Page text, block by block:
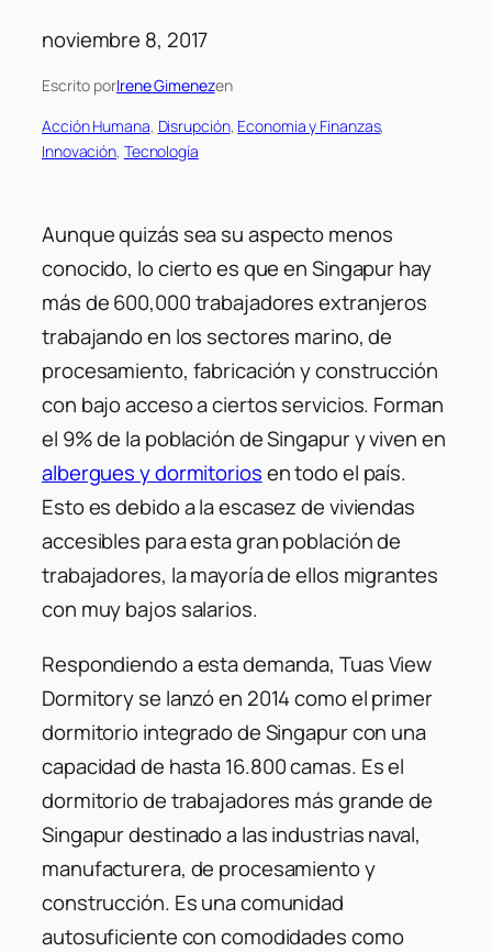
noviembre 8, 2017
Escrito porIrene Gimenezen
Acción Humana, Disrupción, Economia y Finanzas
Innovación, Tecnología
Aunque quizás sea su aspecto menos
conocido, lo cierto es que en Singapur hay
más de 600,000 trabajadores extranjeros
trabajando en los sectores marino, de
procesamiento, fabricación y construcción
con bajo acceso a ciertos servicios. Forman
el 9% de la población de Singapur y viven en
albergues y dormitoriosen todo el país.
Esto es debido a la escasez de viviendas
accesibles para esta gran población de
trabajadores, la mayoría de ellos migrantes
con muy bajos salarios.
Respondiendo a esta demanda, Tuas View
Dormitory se lanzó en 2014 como el primer
dormitorio integrado de Singapur con una
capacidad de hasta 16.800 camas. Es el
dormitorio de trabajadores más grande de
Singapur destinado a las industrias naval,
manufacturera, de procesamiento y
construcción. Es una comunidad
autosuficiente con comodidades como